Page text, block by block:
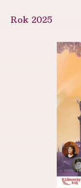
Rok 2025